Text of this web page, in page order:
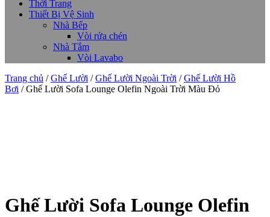
Thời Trang
Thiết Bị Vệ Sinh
Nhà Bếp
Vòi rửa chén
Nhà Tắm
Vòi Lavabo
Trang chủ /Ghế Lười /Ghế Lười Ngoài Trời /Ghế Lười Hồ
Bơi / Ghế Lười Sofa Lounge Olefin Ngoài Trời Màu Đỏ
Ghế Lười Sofa Lounge Olefin